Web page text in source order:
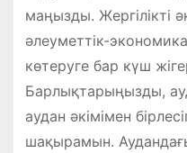
маңызды. Жергілікті
әлеуметтік-
көтеруге бар күш
Барлықтарыңызды,
аудан әкімімен
шақырамын.